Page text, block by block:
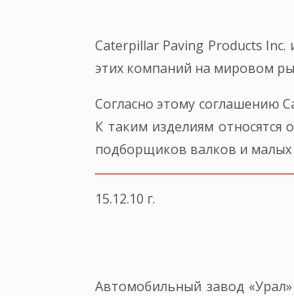
Caterpillar Paving Products
этих компаний на мировом
Согласно этому соглашению
К таким изделиям
подборщиков валков и малых
15.12.10 г.
Автомобильный завод